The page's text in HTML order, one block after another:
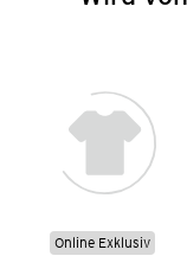
Online Exklusiv